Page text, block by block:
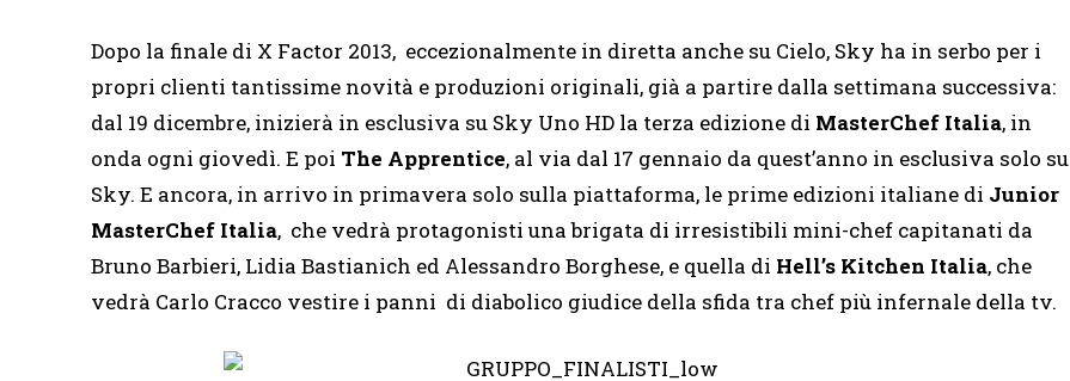
Dopo la finale di X Factor 2013, eccezionalmente in diretta anche su Cielo, Sky ha in serbo per i
propri clienti tantissime novità e produzioni originali, già a partire dalla settimana successiva:
dal 19 dicembre, inizierà in esclusiva su Sky Uno HD la terza edizione di MasterChef Italia, in
onda ogni giovedì. E poi The Apprentice, al via dal 17 gennaio da quest’anno in esclusiva solo su
Sky. E ancora, in arrivo in primavera solo sulla piattaforma, le prime edizioni italiane di Junior
MasterChef Italia, che vedrà protagonisti una brigata di irresistibili mini-chef capitanati da
Bruno Barbieri, Lidia Bastianich ed Alessandro Borghese, e quella di Hell’s Kitchen Italia, che
vedrà Carlo Cracco vestire i panni di diabolico giudice della sfida tra chef più infernale della tv.